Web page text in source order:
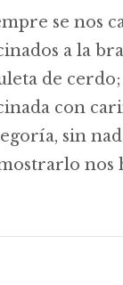
se nos
a la
de
con
sin
nos